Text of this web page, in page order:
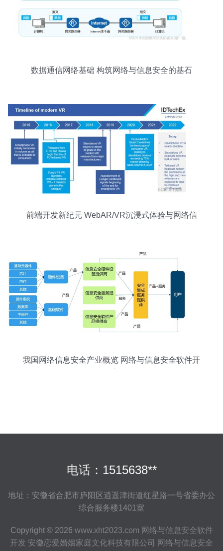
数据通信网络基础 构筑网络与信息安全的基石
前端开发新纪元 WebAR/VR沉浸式体验与网络信
我国网络信息安全产业概览 网络与信息安全软件开
电话：1515638**
地址：安徽省合肥市庐阳区逍遥津街道红星路一号省委办公
综合服务楼1401室
Copyright © 2026 www.xht2023.com 网络与信息安全软件
开发 安徽恋爱婚姻家庭文化科技有限公司 网络与信息安全